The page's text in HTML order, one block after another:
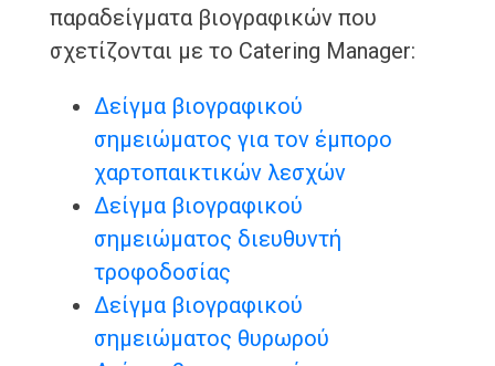
παραδείγματα βιογραφικών που
σχετίζονται με το Catering Manager:
Δείγμα βιογραφικού
σημειώματος για τον έμπορο
χαρτοπαικτικών λεσχών
Δείγμα βιογραφικού
σημειώματος διευθυντή
τροφοδοσίας
Δείγμα βιογραφικού
σημειώματος θυρωρού